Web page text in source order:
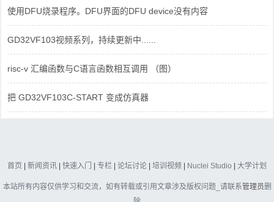
使用DFU烧录程序。DFU界面的DFU device没有内容
GD32VF103视频系列，持续更新中......
risc-v 汇编函数与C语言函数相互调用 （图）
把 GD32VF103C-START 变成仿真器
首页 | 新闻资讯 | 快速入门 | 专栏 | 论坛讨论 | 培训视频 | Nuclei Studio | 大学计划
本站所有内容仅供学习和交流，如有转载或引用文章涉及版权问题_请联系管理员删